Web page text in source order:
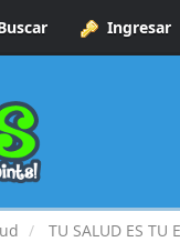
Ingresar
TU SALUD ES TU